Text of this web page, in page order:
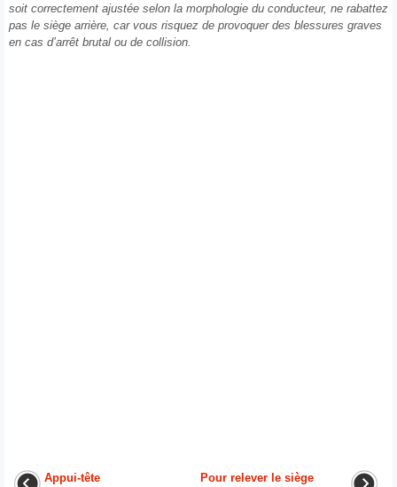
soit correctement ajustée selon la morphologie du conducteur, ne rabattez
pas le siège arrière, car vous risquez de provoquer des blessures graves
en cas d’arrêt brutal ou de collision.
Appui-tête
Pour relever le siège